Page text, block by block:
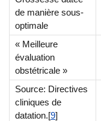
de manière sous-
optimale
« Meilleure
évaluation
obstétricale »
Source: Directives
cliniques de
datation.[9]